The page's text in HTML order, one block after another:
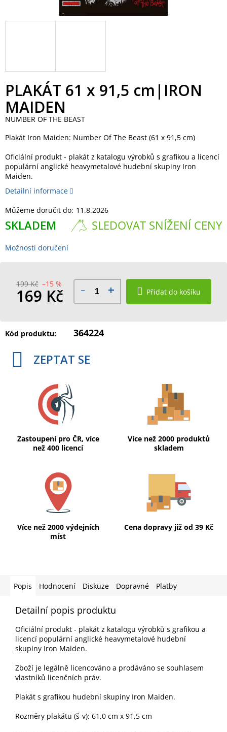
PLAKÁT 61 x 91,5 cm|IRON
MAIDEN
NUMBER OF THE BEAST
Plakát Iron Maiden: Number Of The Beast (61 x 91,5 cm)
Oficiální produkt - plakát z katalogu výrobků s grafikou a licencí
populární anglické heavymetalové hudební skupiny Iron
Maiden.
Detailní informace
Můžeme doručit do: 11.8.2026
SKLADEM SLEDOVAT SNÍŽENÍ CENY
Možnosti doručení
199 Kč –15 %
169 Kč Přidat do košíku
Kód produktu: 364224
ZEPTAT SE
Zastoupení pro ČR, více
než 400 licencí
Více než 2000 produktů
skladem
Více než 2000 výdejních
míst
Cena dopravy již od 39 Kč
Popis Hodnocení Diskuze Dopravné Platby
Detailní popis produktu
Oficiální produkt - plakát z katalogu výrobků s grafikou a
licencí populární anglické heavymetalové hudební
skupiny Iron Maiden.
Zboží je legálně licencováno a prodáváno se souhlasem
vlastníků licenčních práv.
Plakát s grafikou hudební skupiny Iron Maiden.
Rozměry plakátu (š-v): 61,0 cm x 91,5 cm